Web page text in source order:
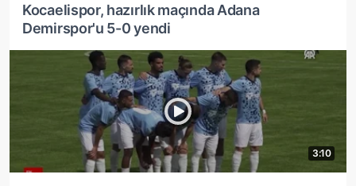
Kocaelispor, hazırlık maçında Adana
Demirspor'u 5-0 yendi
3:10